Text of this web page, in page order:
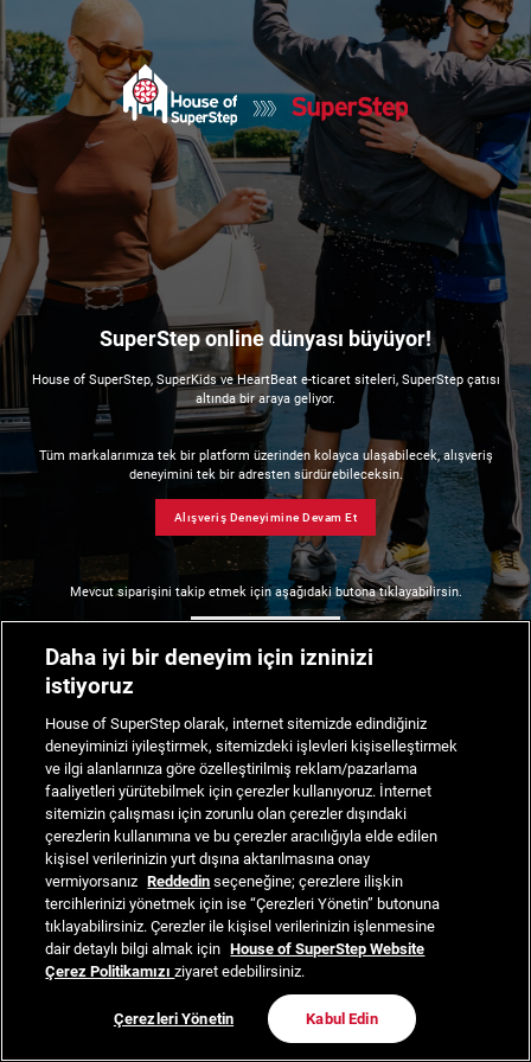
SuperStep online dünyası büyüyor!
House of SuperStep, SuperKids ve HeartBeat e-ticaret siteleri, SuperStep çatısı
altında bir araya geliyor.
Tüm markalarımıza tek bir platform üzerinden kolayca ulaşabilecek, alışveriş
deneyimini tek bir adresten sürdürebileceksin.
Alışveriş Deneyimine Devam Et
Mevcut siparişini takip etmek için aşağıdaki butona tıklayabilirsin.
Daha iyi bir deneyim için izninizi
istiyoruz
House of SuperStep olarak, internet sitemizde edindiğiniz
deneyiminizi iyileştirmek, sitemizdeki işlevleri kişiselleştirmek
ve ilgi alanlarınıza göre özelleştirilmiş reklam/pazarlama
faaliyetleri yürütebilmek için çerezler kullanıyoruz. İnternet
sitemizin çalışması için zorunlu olan çerezler dışındaki
çerezlerin kullanımına ve bu çerezler aracılığıyla elde edilen
kişisel verilerinizin yurt dışına aktarılmasına onay
vermiyorsanız Reddedin seçeneğine; çerezlere ilişkin
tercihlerinizi yönetmek için ise “Çerezleri Yönetin” butonuna
tıklayabilirsiniz. Çerezler ile kişisel verilerinizin işlenmesine
dair detaylı bilgi almak için House of SuperStep Website
Çerez Politikamızıziyaret edebilirsiniz.
Çerezleri Yönetin Kabul Edin